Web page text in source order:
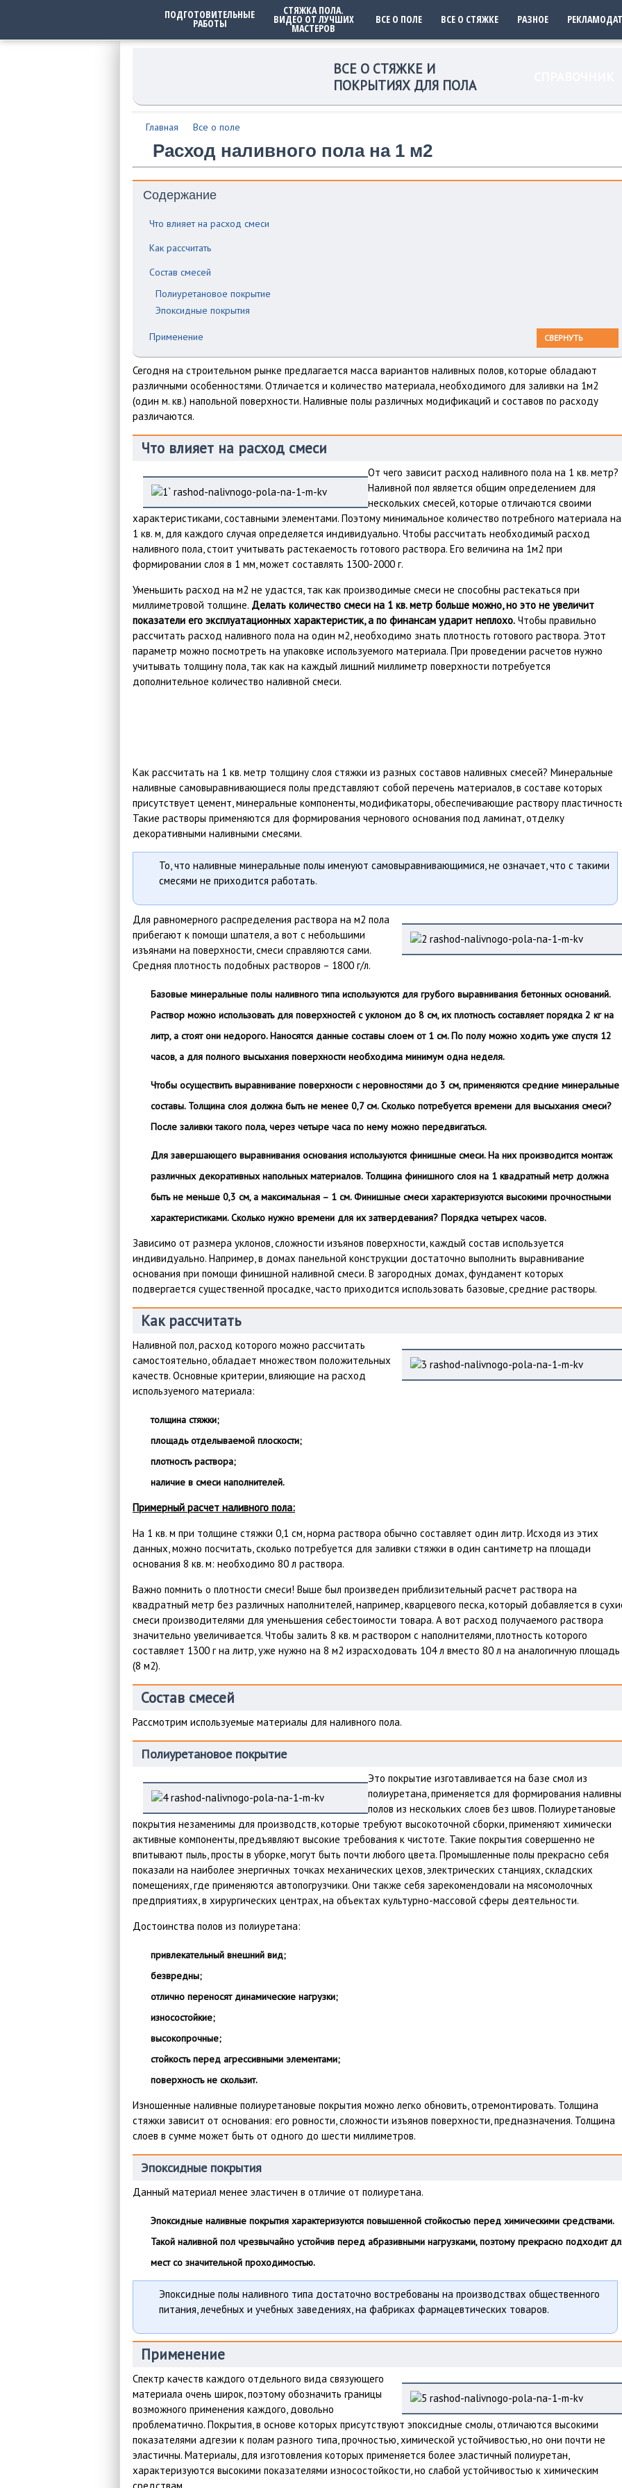
ПОДГОТОВИТЕЛЬНЫЕ
РАБОТЫ
СТЯЖКА ПОЛА.
ВИДЕО ОТ ЛУЧШИХ
МАСТЕРОВ
ВСЕ О ПОЛЕ ВСЕ О СТЯЖКЕ РАЗНОЕ
ВСЕ О СТЯЖКЕ И
ПОКРЫТИЯХ ДЛЯ ПОЛА
Главная Все о поле
Расход наливного пола на 1 м2
Содержание
Что влияет на расход смеси
Как рассчитать
Состав смесей
Полиуретановое покрытие
Эпоксидные покрытия
Применение СВЕРНУТЬ
Сегодня на строительном рынке предлагается масса вариантов наливных полов, которые обладают
различными особенностями. Отличается и количество материала, необходимого для заливки на 1м2
(один м. кв.) напольной поверхности. Наливные полы различных модификаций и составов по расходу
различаются.
Что влияет на расход смеси
От чего зависит расход наливного пола на 1 кв. метр?
Наливной пол является общим определением для
нескольких смесей, которые отличаются своими
характеристиками, составными элементами. Поэтому минимальное количество потребного материала на
1 кв. м, для каждого случая определяется индивидуально. Чтобы рассчитать необходимый расход
наливного пола, стоит учитывать растекаемость готового раствора. Его величина на 1м2 при
формировании слоя в 1 мм, может составлять 1300-2000 г.
Уменьшить расход на м2 не удастся, так как производимые смеси не способны растекаться при
миллиметровой толщине. Делать количество смеси на 1 кв. метр больше можно, но это не увеличит
показатели его эксплуатационных характеристик, а по финансам ударит неплохо. Чтобы правильно
рассчитать расход наливного пола на один м2, необходимо знать плотность готового раствора. Этот
параметр можно посмотреть на упаковке используемого материала. При проведении расчетов нужно
учитывать толщину пола, так как на каждый лишний миллиметр поверхности потребуется
дополнительное количество наливной смеси.
Как рассчитать на 1 кв. метр толщину слоя стяжки из разных составов наливных смесей? Минеральные
наливные самовыравнивающиеся полы представляют собой перечень материалов, в составе которых
присутствует цемент, минеральные компоненты, модификаторы, обеспечивающие раствору
Такие растворы применяются для формирования чернового основания под ламинат, отделку
декоративными наливными смесями.
То, что наливные минеральные полы именуют самовыравнивающимися, не означает, что с такими
смесями не приходится работать.
Для равномерного распределения раствора на м2 пола
прибегают к помощи шпателя, а вот с небольшими
изъянами на поверхности, смеси справляются сами.
Средняя плотность подобных растворов – 1800 г/л.
Базовые минеральные полы наливного типа используются для грубого выравнивания бетонных оснований.
Раствор можно использовать для поверхностей с уклоном до 8 см, их плотность составляет порядка 2 кг на
литр, а стоят они недорого. Наносятся данные составы слоем от 1 см. По полу можно ходить уже спустя 12
часов, а для полного высыхания поверхности необходима минимум одна неделя.
Чтобы осуществить выравнивание поверхности с неровностями до 3 см, применяются средние минеральные
составы. Толщина слоя должна быть не менее 0,7 см. Сколько потребуется времени для высыхания смеси?
После заливки такого пола, через четыре часа по нему можно передвигаться.
Для завершающего выравнивания основания используются финишные смеси. На них производится монтаж
различных декоративных напольных материалов. Толщина финишного слоя на 1 квадратный метр должна
быть не меньше 0,3 см, а максимальная – 1 см. Финишные смеси характеризуются высокими прочностными
характеристиками. Сколько нужно времени для их затвердевания? Порядка четырех часов.
Зависимо от размера уклонов, сложности изъянов поверхности, каждый состав используется
индивидуально. Например, в домах панельной конструкции достаточно выполнить выравнивание
основания при помощи финишной наливной смеси. В загородных домах, фундамент которых
подвергается существенной просадке, часто приходится использовать базовые, средние растворы.
Как рассчитать
Наливной пол, расход которого можно рассчитать
самостоятельно, обладает множеством положительных
качеств. Основные критерии, влияющие на расход
используемого материала:
толщина стяжки;
площадь отделываемой плоскости;
плотность раствора;
наличие в смеси наполнителей.
Примерный расчет наливного пола:
На 1 кв. м при толщине стяжки 0,1 см, норма раствора обычно составляет один литр. Исходя из этих
данных, можно посчитать, сколько потребуется для заливки стяжки в один сантиметр на площади
основания 8 кв. м: необходимо 80 л раствора.
Важно помнить о плотности смеси! Выше был произведен приблизительный расчет раствора на
квадратный метр без различных наполнителей, например, кварцевого песка, который добавляется в
смеси производителями для уменьшения себестоимости товара. А вот расход получаемого раствора
значительно увеличивается. Чтобы залить 8 кв. м раствором с наполнителями, плотность которого
составляет 1300 г на литр, уже нужно на 8 м2 израсходовать 104 л вместо 80 л на аналогичную площадь
(8 м2).
Состав смесей
Рассмотрим используемые материалы для наливного пола.
Полиуретановое покрытие
Это покрытие изготавливается на базе смол из
полиуретана, применяется для формирования
полов из нескольких слоев без швов. Полиуретановые
покрытия незаменимы для производств, которые требуют высокоточной сборки, применяют химически
активные компоненты, предъявляют высокие требования к чистоте. Такие покрытия совершенно не
впитывают пыль, просты в уборке, могут быть почти любого цвета. Промышленные полы прекрасно себя
показали на наиболее энергичных точках механических цехов, электрических станциях, складских
помещениях, где применяются автопогрузчики. Они также себя зарекомендовали на мясомолочных
предприятиях, в хирургических центрах, на объектах культурно-массовой сферы деятельности.
Достоинства полов из полиуретана:
привлекательный внешний вид;
безвредны;
отлично переносят динамические нагрузки;
износостойкие;
высокопрочные;
стойкость перед агрессивными элементами;
поверхность не скользит.
Изношенные наливные полиуретановые покрытия можно легко обновить, отремонтировать. Толщина
стяжки зависит от основания: его ровности, сложности изъянов поверхности, предназначения. Толщина
слоев в сумме может быть от одного до шести миллиметров.
Эпоксидные покрытия
Данный материал менее эластичен в отличие от полиуретана.
Эпоксидные наливные покрытия характеризуются повышенной стойкостью перед химическими средствами.
Такой наливной пол чрезвычайно устойчив перед абразивными нагрузками, поэтому прекрасно подходит
мест со значительной проходимостью.
Эпоксидные полы наливного типа достаточно востребованы на производствах общественного
питания, лечебных и учебных заведениях, на фабриках фармацевтических товаров.
Применение
Спектр качеств каждого отдельного вида связующего
материала очень широк, поэтому обозначить границы
возможного применения каждого, довольно
проблематично. Покрытия, в основе которых присутствуют эпоксидные смолы, отличаются высокими
показателями адгезии к полам разного типа, прочностью, химической устойчивостью, но они почти не
эластичны. Материалы, для изготовления которых применяется более эластичный полиуретан,
характеризуются высокими показателями износостойкости, но слабой устойчивостью к химическим